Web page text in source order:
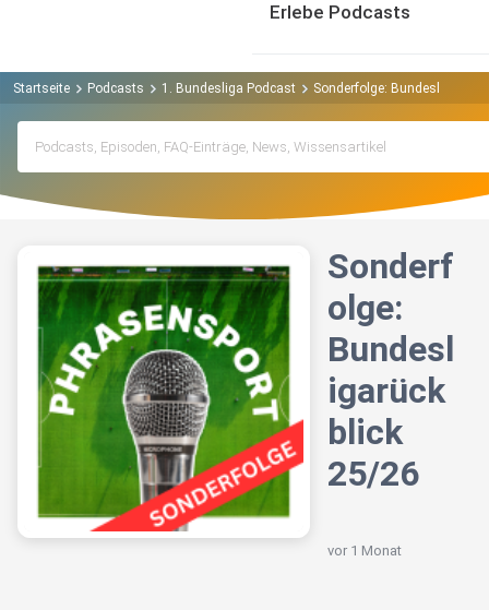
Erlebe Podcasts
Startseite Podcasts 1. Bundesliga Podcast Sonderfolge:
Sonderf
olge:
Bundesl
igarück
blick
25/26
vor 1 Monat